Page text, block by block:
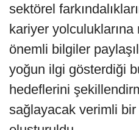
sektörel
kariyer
önemli bilgiler
yoğun ilgi gösterdiği
hedeflerini
sağlayacak verimli bir